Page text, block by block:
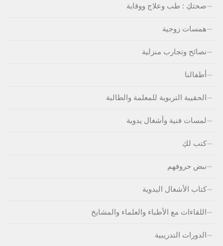
صحتكِ : طب وعلاج ووقاية
همسات زوجية
نصائح وتجارب منزلية
أطفالنا
الحقيبة التربوية للمعلمة والطالبة
لمسات فنية وأشغال يدوية
كتب لكِ
نبض حروفهم
كتاب الأشغال اليدوية
اللقاءات مع الأطباء والعلماء والمشايخ
الدورات التدريبية